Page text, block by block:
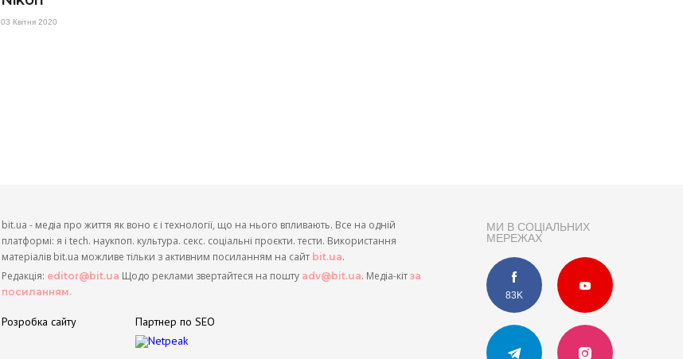
03 Квітня 2020
МИ В СОЦІАЛЬНИХ
МЕРЕЖАХ
83K
bit.ua - медіа про життя як воно є і технології, що на нього впливають. Все на одній
платформі: я і tech. наукпоп. культура. секс. соціальні проєкти. тести. Використання
матеріалів bit.ua можливе тільки з активним посиланням на сайт bit.ua.
Редакція: editor@bit.ua Щодо реклами звертайтеся на пошту adv@bit.ua. Медіа-кіт за
посиланням.
Розробка сайту Партнер по SEO